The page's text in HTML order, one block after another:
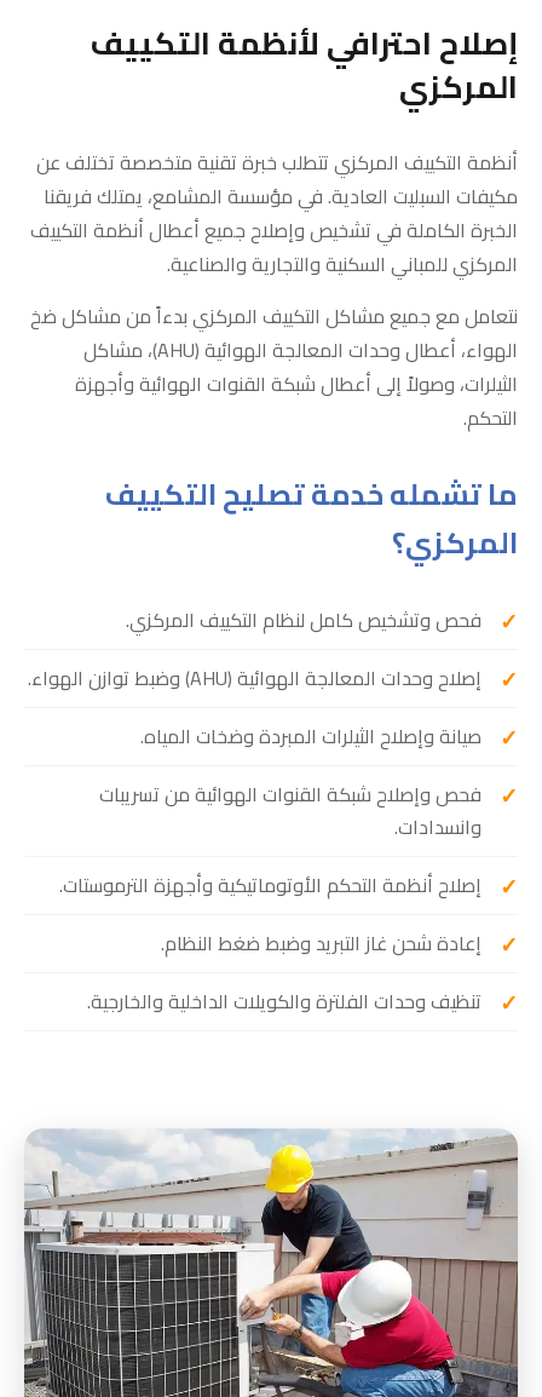
إصلاح احترافي لأنظمة التكييف
المركزي
أنظمة التكييف المركزي تتطلب خبرة تقنية متخصصة تختلف عن
مكيفات السبليت العادية. في مؤسسة المشامع، يمتلك فريقنا
الخبرة الكاملة في تشخيص وإصلاح جميع أعطال أنظمة التكييف
المركزي للمباني السكنية والتجارية والصناعية.
نتعامل مع جميع مشاكل التكييف المركزي بدءاً من مشاكل ضخ
الهواء، أعطال وحدات المعالجة الهوائية (AHU)، مشاكل
الثيلرات، وصولاً إلى أعطال شبكة القنوات الهوائية وأجهزة
التحكم.
ما تشمله خدمة تصليح التكييف
المركزي؟
فحص وتشخيص كامل لنظام التكييف المركزي.
إصلاح وحدات المعالجة الهوائية (AHU) وضبط توازن الهواء.
صيانة وإصلاح الثيلرات المبردة وضخات المياه.
فحص وإصلاح شبكة القنوات الهوائية من تسريبات
وانسدادات.
إصلاح أنظمة التحكم الأوتوماتيكية وأجهزة الترموستات.
إعادة شحن غاز التبريد وضبط ضغط النظام.
تنظيف وحدات الفلترة والكويلات الداخلية والخارجية.